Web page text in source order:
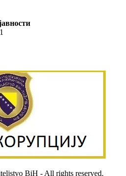
BiH - All rights reserved.